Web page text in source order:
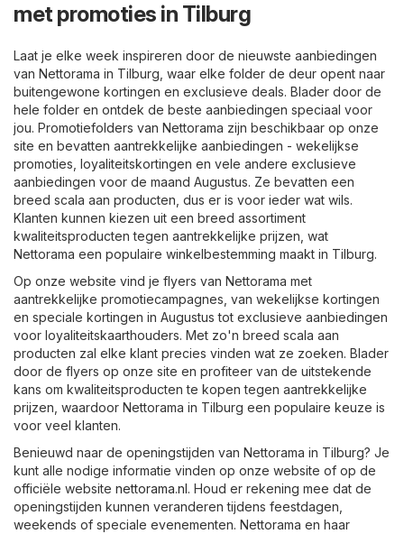
met promoties in Tilburg
Laat je elke week inspireren door de nieuwste aanbiedingen
van Nettorama in Tilburg, waar elke folder de deur opent naar
buitengewone kortingen en exclusieve deals. Blader door de
hele folder en ontdek de beste aanbiedingen speciaal voor
jou. Promotiefolders van Nettorama zijn beschikbaar op onze
site en bevatten aantrekkelijke aanbiedingen - wekelijkse
promoties, loyaliteitskortingen en vele andere exclusieve
aanbiedingen voor de maand Augustus. Ze bevatten een
breed scala aan producten, dus er is voor ieder wat wils.
Klanten kunnen kiezen uit een breed assortiment
kwaliteitsproducten tegen aantrekkelijke prijzen, wat
Nettorama een populaire winkelbestemming maakt in Tilburg.
Op onze website vind je flyers van Nettorama met
aantrekkelijke promotiecampagnes, van wekelijkse kortingen
en speciale kortingen in Augustus tot exclusieve aanbiedingen
voor loyaliteitskaarthouders. Met zo'n breed scala aan
producten zal elke klant precies vinden wat ze zoeken. Blader
door de flyers op onze site en profiteer van de uitstekende
kans om kwaliteitsproducten te kopen tegen aantrekkelijke
prijzen, waardoor Nettorama in Tilburg een populaire keuze is
voor veel klanten.
Benieuwd naar de openingstijden van Nettorama in Tilburg? Je
kunt alle nodige informatie vinden op onze website of op de
officiële website nettorama.nl. Houd er rekening mee dat de
openingstijden kunnen veranderen tijdens feestdagen,
weekends of speciale evenementen. Nettorama en haar